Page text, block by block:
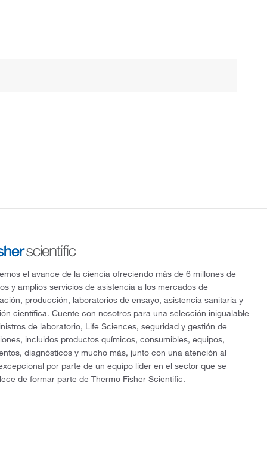
el avance de la ciencia ofreciendo más de 6 millones de
y amplios servicios de asistencia a los mercados de
producción, laboratorios de ensayo, asistencia sanitaria y
científica. Cuente con nosotros para una selección inigualable
de laboratorio, Life Sciences, seguridad y gestión de
incluidos productos químicos, consumibles, equipos,
diagnósticos y mucho más, junto con una atención al
por parte de un equipo líder en el sector que se
de formar parte de Thermo Fisher Scientific.